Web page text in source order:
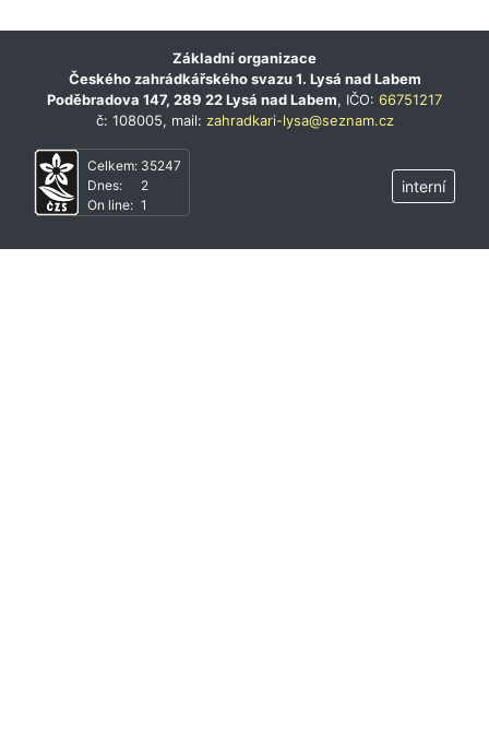
Základní organizace
Českého zahrádkářského svazu 1. Lysá nad Labem
Poděbradova 147, 289 22 Lysá nad Labem, IČO: 66751217
č: 108005, mail: zahradkari-lysa@seznam.cz
Celkem:
Dnes:
On line:
35247
2
1
interní